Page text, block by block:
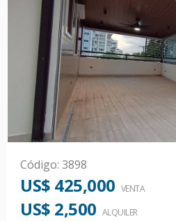
Código: 3898
US$ 425,000 VENTA
US$ 2,500 ALQUILER